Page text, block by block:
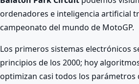
IA en el Balaton Park
Jun 5. · 17:55–19:55
ordenadores e inteligencia artificial
campeonato del mundo de MotoGP.
Los primeros sistemas electrónicos
principios de los 2000; hoy
optimizan casi todos los parámetros